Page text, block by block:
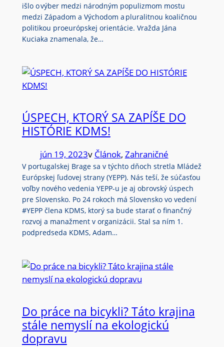
išlo o výber medzi národným populizmom mostu
medzi Západom a Východom a pluralitnou koaličnou
politikou proeurópskej orientácie. Vražda Jána
Kuciaka znamenala, že…
ÚSPECH, KTORÝ SA ZAPÍŠE DO
HISTÓRIE KDMS!
jún 19, 2023v Článok, Zahraničné
V portugalskej Brage sa v týchto dňoch stretla Mládež
Európskej ľudovej strany (YEPP). Nás teší, že súčasťou
voľby nového vedenia YEPP-u je aj obrovský úspech
pre Slovensko. Po 24 rokoch má Slovensko vo vedení
#YEPP člena KDMS, ktorý sa bude starať o finančný
rozvoj a manažment v organizácii. Stal sa ním 1.
podpredseda KDMS, Adam…
Do práce na bicykli? Táto krajina
stále nemyslí na ekologickú
dopravu